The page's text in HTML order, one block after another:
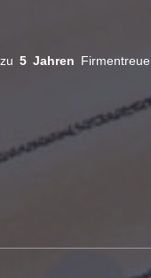
zu5 Jahren Firmentreue